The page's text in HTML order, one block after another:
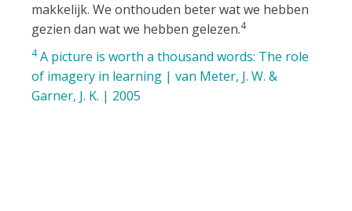
makkelijk. We onthouden beter wat we hebben
gezien dan wat we hebben gelezen.4
4A picture is worth a thousand words: The role
of imagery in learning | van Meter, J. W. &
Garner, J. K. | 2005